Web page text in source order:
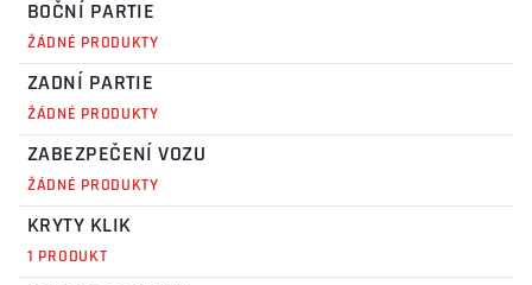
BOČNÍ PARTIE
ŽÁDNÉ PRODUKTY
ZADNÍ PARTIE
ŽÁDNÉ PRODUKTY
ZABEZPEČENÍ VOZU
ŽÁDNÉ PRODUKTY
KRYTY KLIK
1 PRODUKT